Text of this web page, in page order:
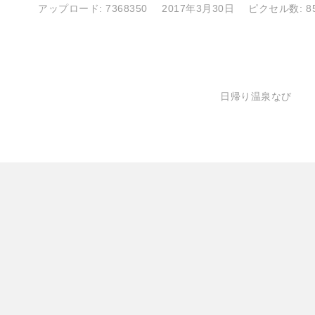
アップロード:7368350 2017年3月30日 ピクセル数:
日帰り温泉なび